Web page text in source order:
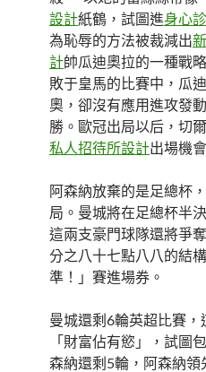
設計紙鶴，試圖進身心
為恥辱的方法被裁減出
計帥瓜迪奧拉的一種戰略
敗于皇馬的比賽中，瓜
奧，卻沒有應用進攻發
勝。歐冠出局以后，切
私人招待所設計出場機
阿森納放棄的是足總杯
局。曼城將在足總杯半
這兩支豪門球隊還將爭
分之八十七點八八的結
準！」賽進場券。
曼城還剩6輪英超比賽
「財富佔有慾」，試圖
森納還剩5輪，阿森納